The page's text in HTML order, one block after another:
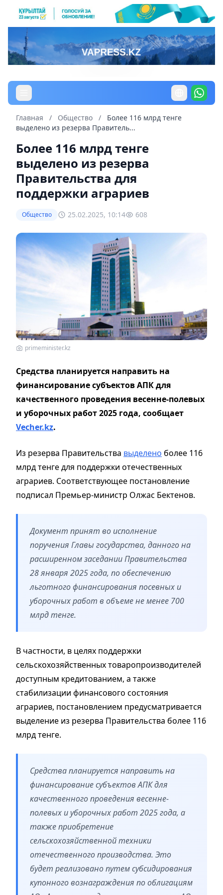
Главная / Общество /
Более 116 млрд тенге
выделено из резерва Правитель...
Более 116 млрд тенге
выделено из резерва
Правительства для
поддержки аграриев
Общество 25.02.2025, 10:14 608
primeminister.kz
Средства планируется направить на
финансирование субъектов АПК для
качественного проведения весенне-полевых
и уборочных работ 2025 года, сообщает
Vecher.kz.
Из резерва Правительства выделено более 116
млрд тенге для поддержки отечественных
аграриев. Соответствующее постановление
подписал Премьер-министр Олжас Бектенов.
Документ принят во исполнение
поручения Главы государства, данного на
расширенном заседании Правительства
28 января 2025 года, по обеспечению
льготного финансирования посевных и
уборочных работ в объеме не менее 700
млрд тенге.
В частности, в целях поддержки
сельскохозяйственных товаропроизводителей
доступным кредитованием, а также
стабилизации финансового состояния
аграриев, постановлением предусматривается
выделение из резерва Правительства более 116
млрд тенге.
Средства планируется направить на
финансирование субъектов АПК для
качественного проведения весенне-
полевых и уборочных работ 2025 года, а
также приобретение
сельскохозяйственной техники
отечественного производства. Это
будет реализовано путем субсидирования
купонного вознаграждения по облигациям